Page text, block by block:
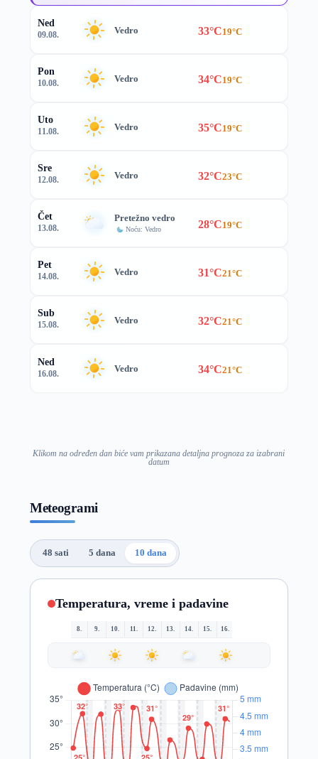
Ned
09.08. Vedro 33°C19°C
Pon
10.08. Vedro 34°C19°C
Uto
11.08. Vedro 35°C19°C
Sre
12.08. Vedro 32°C23°C
Čet
13.08.
Pretežno vedro
Noću: Vedro 28°C19°C
Pet
14.08. Vedro 31°C21°C
Sub
15.08. Vedro 32°C21°C
Ned
16.08. Vedro 34°C21°C
Klikom na određen dan biće vam prikazana detaljna prognoza za izabrani
datum
Meteogrami
48 sati 5 dana 10 dana
Temperatura, vreme i padavine
8. 9. 10. 11. 12. 13. 14. 15. 16.